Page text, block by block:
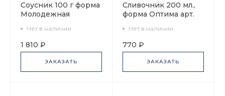
Соусник 100 г форма
Молодежная
2 арт. 80.92418.00.1
Нет в наличии
1 810 ₽
ЗАКАЗАТЬ
Сливочник 200 мл.,
форма Оптима арт.
Нет в наличии
770 ₽
ЗАКАЗАТЬ